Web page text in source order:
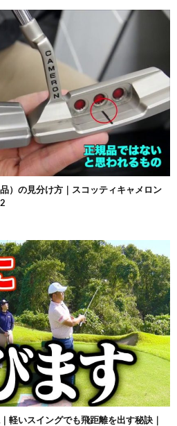
）の見分け方｜スコッティキャメロン
軽いスイングでも飛距離を出す秘訣｜